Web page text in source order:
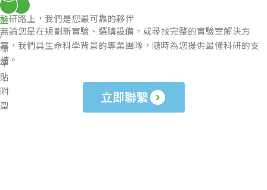
養
盤
/
標
準
貼
附
型
科研路上，我們是您最可靠的夥伴
無論您是在規劃新實驗、選購設備，或尋找完整的實驗室解決方
案，我們具生命科學背景的專業團隊，隨時為您提供最懂科研的支
持。
立即聯繫